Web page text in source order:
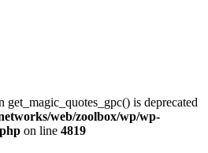
get_magic_quotes_gpc() is deprecated
web/zoolbox/wp/wp-
on line 4819